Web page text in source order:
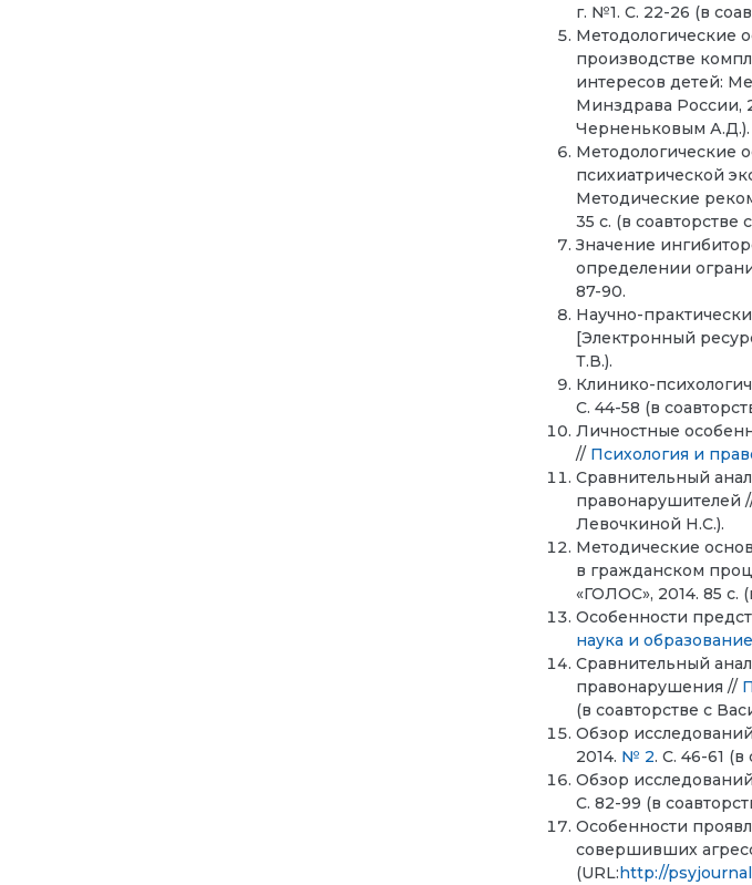
г. №1. С. 22-26 (в
Методологические
производстве
интересов детей:
Минздрава России,
Черненьковым А.Д.).
Методологические
психиатрической
Методические
35 с. (в
Значение
определении
87-90.
Научно-
[Электронный
Т.В.).
Клинико-
С. 44-58 (в
Личностные
// Психология и
Сравнительный
правонарушителей
Левочкиной Н.С.).
Методические
в гражданском
«ГОЛОС», 2014. 85 с.
Особенности
наука и
Сравнительный
правонарушения //
(в соавторстве с
Обзор
2014. № 2. С. 46-61
Обзор
С. 82-99 (в
Особенности
совершивших
(URL:http://